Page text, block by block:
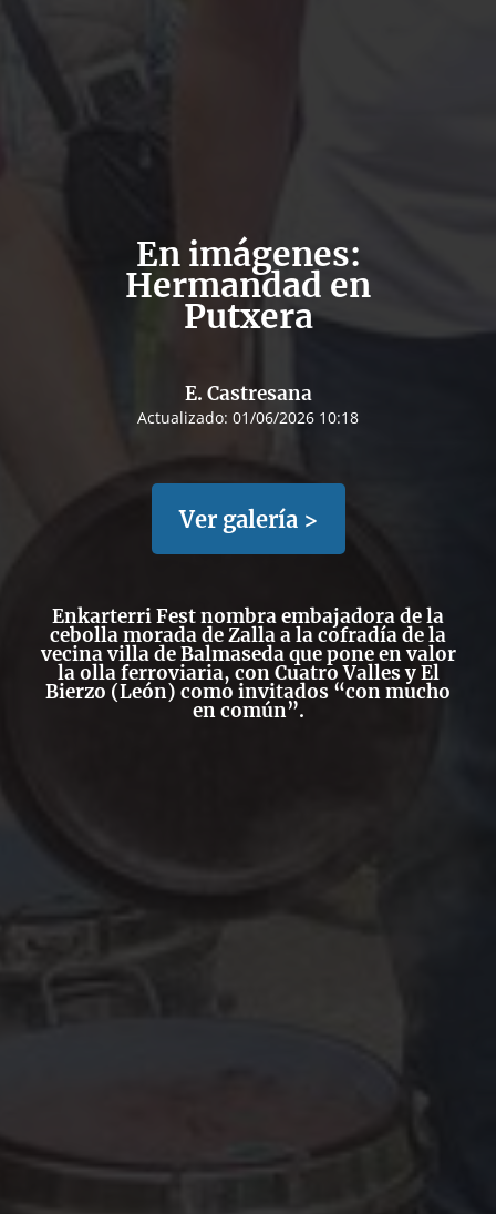
En imágenes:
Hermandad en
Putxera
E. Castresana
Actualizado: 01/06/2026 10:18
Ver galería >
Enkarterri Fest nombra embajadora de la
cebolla morada de Zalla a la cofradía de la
vecina villa de Balmaseda que pone en valor
la olla ferroviaria, con Cuatro Valles y El
Bierzo (León) como invitados “con mucho
en común”.